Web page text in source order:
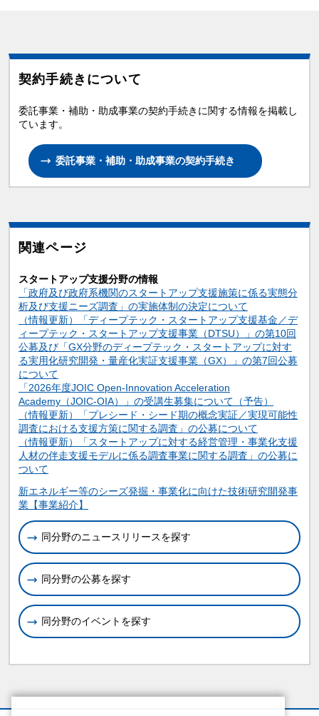
契約手続きについて
委託事業・補助・助成事業の契約手続きに関する情報を掲載し
ています。
委託事業・補助・助成事業の契約手続き
関連ページ
スタートアップ支援分野の情報
「政府及び政府系機関のスタートアップ支援施策に係る実態分
析及び支援ニーズ調査」の実施体制の決定について
（情報更新）「ディープテック・スタートアップ支援基金／デ
ィープテック・スタートアップ支援事業（DTSU）」の第10回
公募及び「GX分野のディープテック・スタートアップに対す
る実用化研究開発・量産化実証支援事業（GX）」の第7回公募
について
「2026年度JOIC Open-Innovation Acceleration
Academy（JOIC-OIA）」の受講生募集について（予告）
（情報更新）「プレシード・シード期の概念実証／実現可能性
調査における支援方策に関する調査」の公募について
（情報更新）「スタートアップに対する経営管理・事業化支援
人材の伴走支援モデルに係る調査事業に関する調査」の公募に
ついて
関連情報
新エネルギー等のシーズ発掘・事業化に向けた技術研究開発事
業【事業紹介】
同分野のニュースリリースを探す
同分野の公募を探す
同分野のイベントを探す